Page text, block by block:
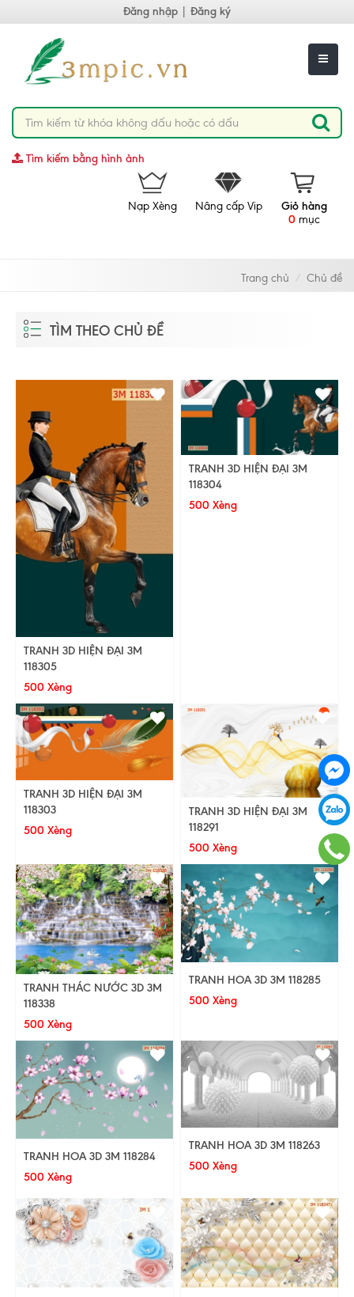
Đăng nhập Đăng ký
Tìm kiếm bằng hình ảnh
Giỏ hàng
0 mục
Nâng cấp Vip
Nạp Xèng
Trang chủ Chủ đề
TÌM THEO CHỦ ĐỀ
TRANH 3D HIỆN ĐẠI 3M
118305
500 Xèng
TRANH 3D HIỆN ĐẠI 3M
118304
500 Xèng
TRANH 3D HIỆN ĐẠI 3M
118303
500 Xèng
TRANH 3D HIỆN ĐẠI 3M
118291
500 Xèng
TRANH THÁC NƯỚC 3D 3M
118338
500 Xèng
TRANH HOA 3D 3M 118285
500 Xèng
TRANH HOA 3D 3M 118284
500 Xèng
TRANH HOA 3D 3M 118263
500 Xèng